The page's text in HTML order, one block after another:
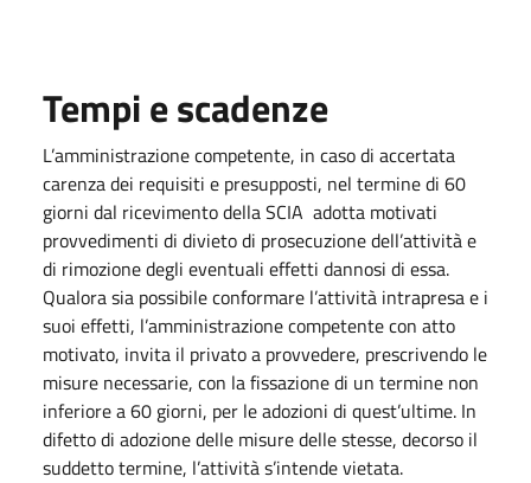
Tempi e scadenze
L’amministrazione competente, in caso di accertata
carenza dei requisiti e presupposti, nel termine di 60
giorni dal ricevimento della SCIA adotta motivati
provvedimenti di divieto di prosecuzione dell’attività e
di rimozione degli eventuali effetti dannosi di essa.
Qualora sia possibile conformare l’attività intrapresa e i
suoi effetti, l’amministrazione competente con atto
motivato, invita il privato a provvedere, prescrivendo le
misure necessarie, con la fissazione di un termine non
inferiore a 60 giorni, per le adozioni di quest’ultime. In
difetto di adozione delle misure delle stesse, decorso il
suddetto termine, l’a​ttività​ s’intende vietata.